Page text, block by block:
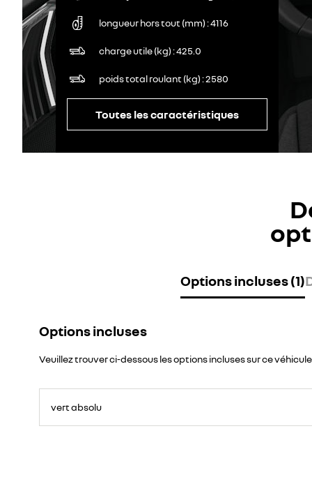
longueur hors tout (mm) 4116
charge utile (kg) 425.0
poids total roulant (kg) 2580
Toutes les caractéristiques
Options incluses (1)
Options incluses
Veuillez trouver ci-dessous les options incluses sur ce véhicule
vert absolu